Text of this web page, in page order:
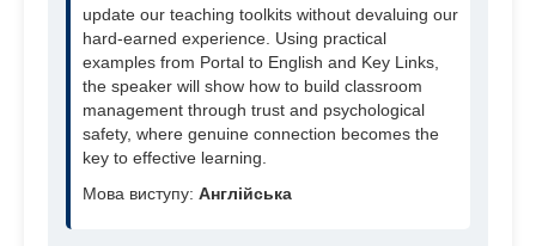
update our teaching toolkits without devaluing our
hard-earned experience. Using practical
examples from Portal to English and Key Links,
the speaker will show how to build classroom
management through trust and psychological
safety, where genuine connection becomes the
key to effective learning.
Мова виступу: Англійська